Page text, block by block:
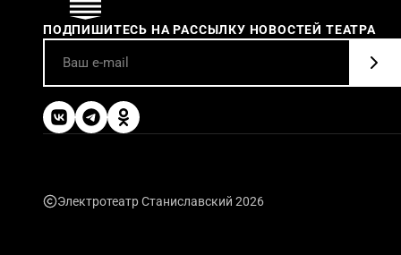
ПОДПИШИТЕСЬ НА РАССЫЛКУ НОВОСТЕЙ ТЕАТРА
Электротеатр Станиславский 2026